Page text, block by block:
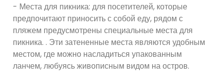
- Места для пикника: для посетителей, которые
предпочитают приносить с собой еду, рядом с
пляжем предусмотрены специальные места для
пикника. . Эти затененные места являются удобным
местом, где можно насладиться упакованным
ланчем, любуясь живописным видом на остров.